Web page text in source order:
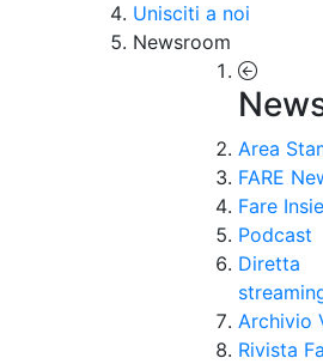
Unisciti a noi
Newsroom
Area
FARE
Fare
Podcast
Diretta
Archivio
Rivista